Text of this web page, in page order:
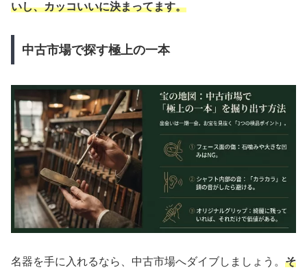
いし、カッコいいに決まってます。
中古市場で探す極上の一本
名器を手に入れるなら、中古市場へダイブしましょう。 そ